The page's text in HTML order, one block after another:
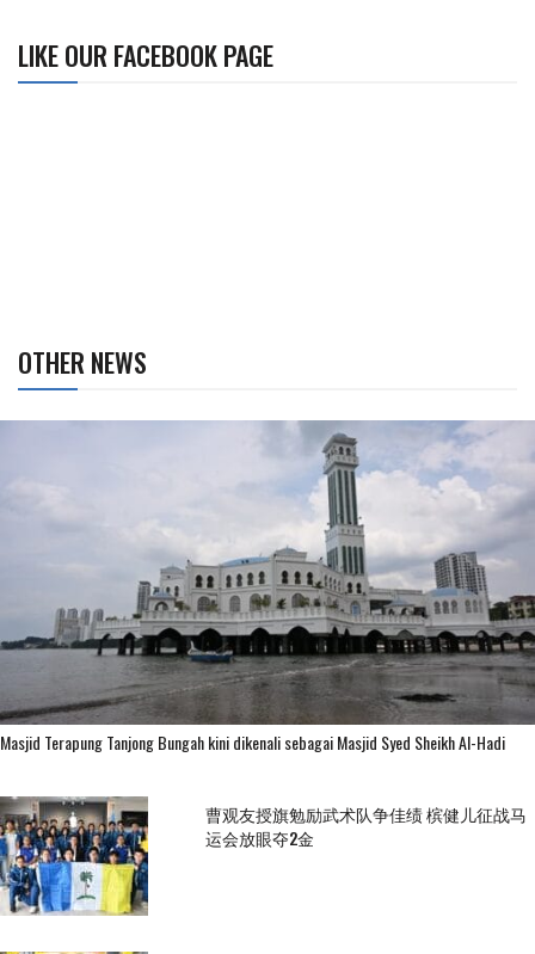
LIKE OUR FACEBOOK PAGE
OTHER NEWS
Masjid Terapung Tanjong Bungah kini dikenali sebagai Masjid Syed Sheikh Al-Hadi
曹观友授旗勉励武术队争佳绩 槟健儿征战马
运会放眼夺2金